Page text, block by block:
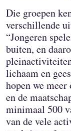
Die groepen
verschillende
“Jongeren
buiten, en
lichaam en
hopen we
en de
minimaal 500
van de vele